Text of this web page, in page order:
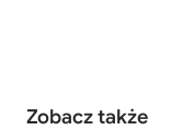
Zobacz także